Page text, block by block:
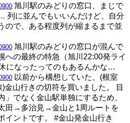
旭川駅のみどりの窓口、まじで
列に並んでもいいんだけど、自分
ので、ある程度列が縮まるまで並
旭川駅のみどりの窓口が混んで
への最終の特急（旭川22:00発ライ
になったってのもあるんかな…
以前から構想していた、(根室
金山行きの切符を買いました。 目
」でなく金山駅単独にするため、
田→多治見→金山と1周ルートを
イントです。 #金山発金山行き